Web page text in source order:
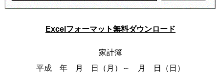
Excelフォーマット無料ダウンロード
家計簿
平成 年 月 日（月）～ 月 日（日）